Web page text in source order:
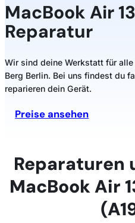
MacBook Air
Reparatur
Wir sind deine Werkstatt für alle
Berg Berlin. Bei uns findest du
reparieren dein Gerät.
Preise ansehen
Reparaturen
MacBook Air